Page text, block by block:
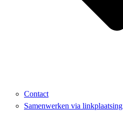
Contact
Samenwerken via linkplaatsing